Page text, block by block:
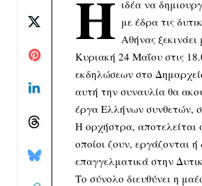
Η ιδέα να
με έδρα τις
Αθήνας
Κυριακή 24 Μαΐου στις
εκδηλώσεων στο
αυτή την συναυλία θα
έργα Ελλήνων συνθετών,
Η ορχήστρα, αποτελείται
οποίοι ζουν, εργάζονται
επαγγελματικά στην
Το σύνολο διευθύνει η